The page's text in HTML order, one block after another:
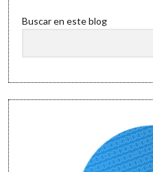
no
el
Sidebar
Buscar en este blog